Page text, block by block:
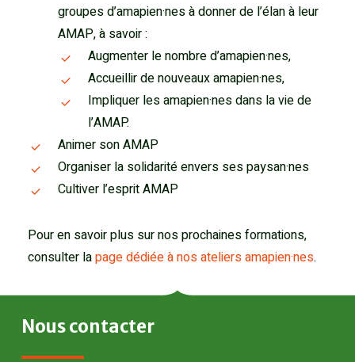
groupes d’amapien·nes à donner de l’élan à leur
AMAP, à savoir :
Augmenter le nombre d’amapien·nes,
Accueillir de nouveaux amapien·nes,
Impliquer les amapien·nes dans la vie de
l’AMAP.
Animer son AMAP
Organiser la solidarité envers ses paysan·nes
Cultiver l’esprit AMAP
Pour en savoir plus sur nos prochaines formations,
consulter lapage dédiée à nos ateliers amapien·nes.
Nouscontacter